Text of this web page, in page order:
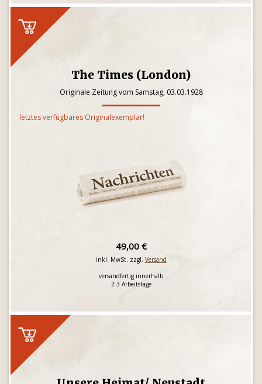
The Times (London)
Originale Zeitung vom Samstag, 03.03.1928
letztes verfügbares Originalexemplar!
49,00 €
inkl. MwSt. zzgl. Versand
versandfertig innerhalb
2-3 Arbeitstage